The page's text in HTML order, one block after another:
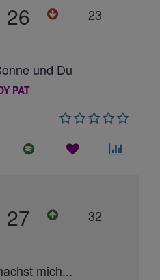
26 23
und Du
PAT
27 32
mich...